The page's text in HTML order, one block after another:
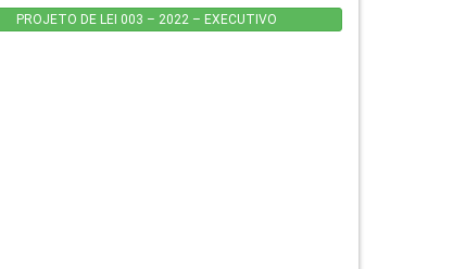
PROJETO DE LEI 003 – 2022 – EXECUTIVO